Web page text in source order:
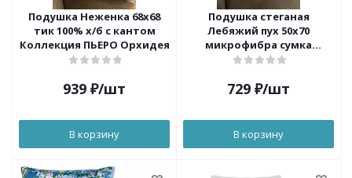
Подушка Неженка 68х68
тик 100% х/б с кантом
Коллекция ПЬЕРО Орхидея
939 ₽/шт
В корзину
Подушка стеганая
Лебяжий пух 50х70
микрофибра сумка
КОМФОРТ Орхидея
729 ₽/шт
В корзину